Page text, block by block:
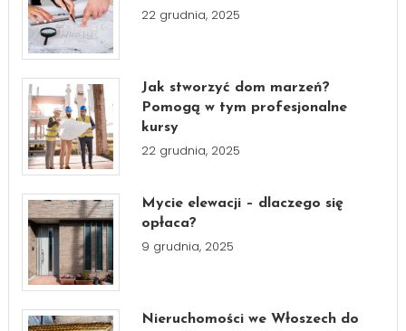
22 grudnia, 2025
Jak stworzyć dom marzeń?
Pomogą w tym profesjonalne
kursy
22 grudnia, 2025
Mycie elewacji – dlaczego się
opłaca?
9 grudnia, 2025
Nieruchomości we Włoszech do